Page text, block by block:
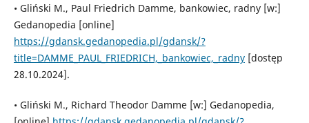
• Gliński M., Paul Friedrich Damme, bankowiec, radny [w:]
Gedanopedia [online]
https://gdansk.gedanopedia.pl/gdansk/?
title=DAMME_PAUL_FRIEDRICH,_bankowiec,_radny[dostęp
28.10.2024].
• Gliński M., Richard Theodor Damme [w:] Gedanopedia,